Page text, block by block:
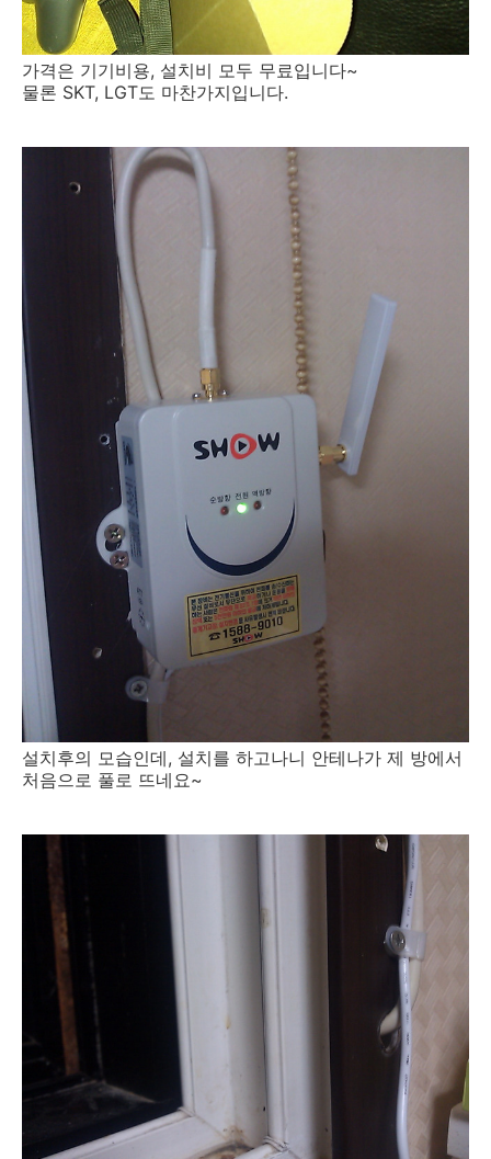
가격은 기기비용, 설치비 모두 무료입니다~
물론 SKT, LGT도 마찬가지입니다.
설치후의 모습인데, 설치를 하고나니 안테나가 제 방에서
처음으로 풀로 뜨네요~